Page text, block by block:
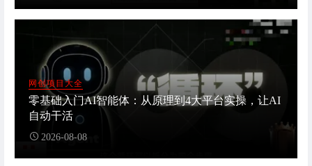
网创项目大全
零基础入门AI智能体：从原理到4大平台实操，让AI
自动干活
2026-08-08